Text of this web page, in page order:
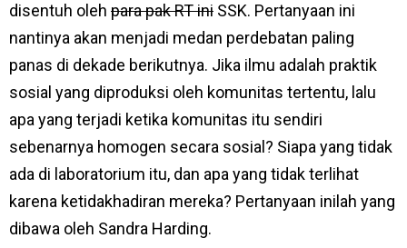
disentuh oleh para pak RT ini SSK. Pertanyaan ini
nantinya akan menjadi medan perdebatan paling
panas di dekade berikutnya. Jika ilmu adalah praktik
sosial yang diproduksi oleh komunitas tertentu, lalu
apa yang terjadi ketika komunitas itu sendiri
sebenarnya homogen secara sosial? Siapa yang tidak
ada di laboratorium itu, dan apa yang tidak terlihat
karena ketidakhadiran mereka? Pertanyaan inilah yang
dibawa oleh Sandra Harding.